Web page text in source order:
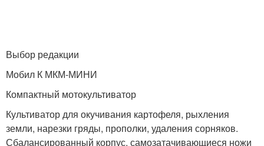
Выбор редакции
Мобил К МКМ-МИНИ
Компактный мотокультиватор
Культиватор для окучивания картофеля, рыхления
земли, нарезки гряды, прополки, удаления сорняков.
Сбалансированный корпус, самозатачивающиеся ножи